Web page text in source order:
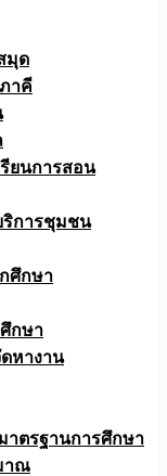
มุด
าคี
ยนการสอน
ริการชุมชน
ศึกษา
กษา
หางาน
ตรฐานการศึกษา
าณ